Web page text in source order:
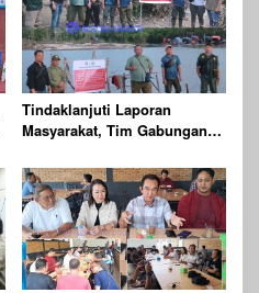
Tindaklanjuti Laporan
Masyarakat, Tim Gabungan
Pengawasan Kehutanan
Terpadu di Wilayah KPHP
Gunong Duren